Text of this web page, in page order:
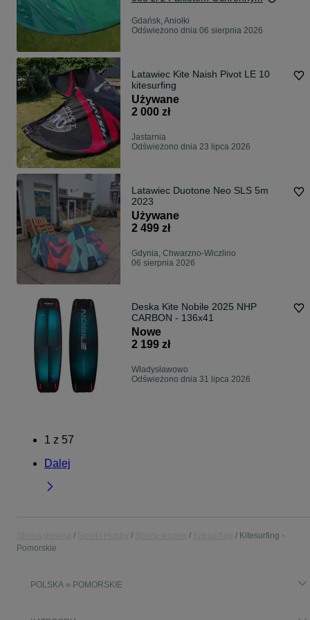
Gdańsk, Aniołki
Odświeżono dnia 06 sierpnia 2026
Latawiec Kite Naish Pivot LE 10
kitesurfing
Używane
2 000 zł
Jastarnia
Odświeżono dnia 23 lipca 2026
Latawiec Duotone Neo SLS 5m
2023
Używane
2 499 zł
Gdynia, Chwarzno-Wiczlino
06 sierpnia 2026
Deska Kite Nobile 2025 NHP
CARBON - 136x41
Nowe
2 199 zł
Władysławowo
Odświeżono dnia 31 lipca 2026
1 z 57
Dalej
Kitesurfing -
Pomorskie
POLSKA » POMORSKIE